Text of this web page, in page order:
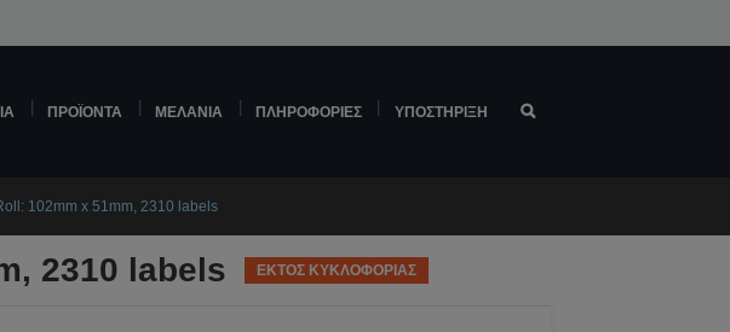
ΠΡΟΪΌΝΤΑ ΜΕΛΆΝΙΑ ΠΛΗΡΟΦΟΡΊΕΣ ΥΠΟΣΤΉΡΙΞΗ
102mm x 51mm, 2310 labels
2310 labels ΕΚΤΟΣ ΚΥΚΛΟΦΟΡΙΑΣ